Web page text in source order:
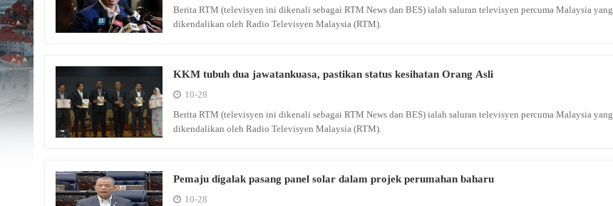
Berita RTM (televisyen ini dikenali sebagai RTM News dan BES) ialah saluran televisyen percuma Malaysia yang
dikendalikan oleh Radio Televisyen Malaysia (RTM).
KKM tubuh dua jawatankuasa, pastikan status kesihatan Orang Asli
10-28
Berita RTM (televisyen ini dikenali sebagai RTM News dan BES) ialah saluran televisyen percuma Malaysia yang
dikendalikan oleh Radio Televisyen Malaysia (RTM).
Pemaju digalak pasang panel solar dalam projek perumahan baharu
10-28